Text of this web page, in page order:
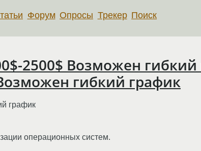
Форум Опросы Трекер Поиск
2500$ Возможен
гибкий график
график
операционных систем.